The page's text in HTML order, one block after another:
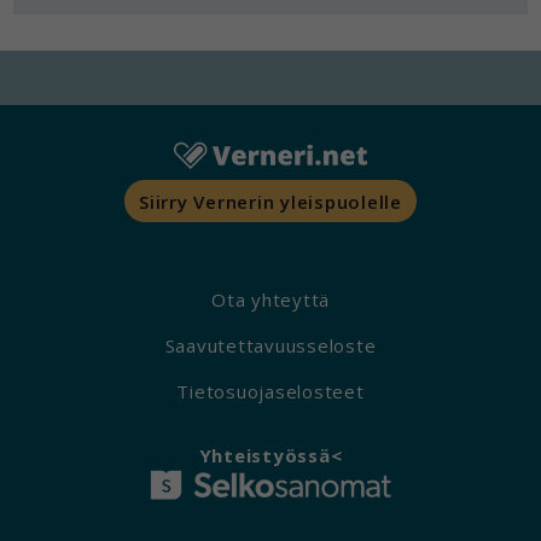
Siirry Vernerin yleispuolelle
Ota yhteyttä
Saavutettavuusseloste
Tietosuojaselosteet
Yhteistyössä<